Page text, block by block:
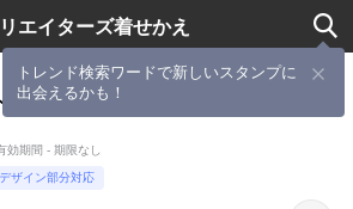
エイターズ着せかえ
トレンド検索ワードで新しいスタンプに
出会えるかも！
のチョコレート
効期間 - 期限なし
ザイン部分対応